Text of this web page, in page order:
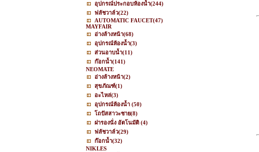
อุปกรณ์ประกอบห้องน้ำ(244)
ฟลัชวาล์ว(22)
AUTOMATIC FAUCET(47)
MAYFAIR
อ่างล้างหน้า(68)
อุปกรณ์ห้องน้ำ(3)
ส่วนอาบน้ำ(11)
ก๊อกน้ำ(141)
NEOMATE
อ่างล้างหน้า(2)
สุขภัณฑ์(1)
อะไหล่(3)
อุปกรณ์ห้องน้ำ (50)
โถปัสสาวะชาย(8)
ฝารองนั่ง อัตโนมัติ (4)
ฟลัชวาล์ว(29)
ก๊อกน้ำ(32)
NIKLES